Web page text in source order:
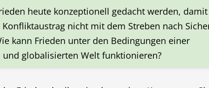
heute konzeptionell gedacht werden,
nicht mit dem Streben nach
kann Frieden unter den Bedingungen einer
globalisierten Welt funktionieren?